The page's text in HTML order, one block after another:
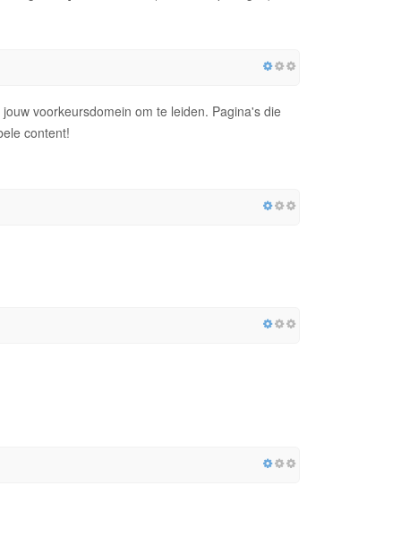
voorkeursdomein om te leiden. Pagina's die
content!